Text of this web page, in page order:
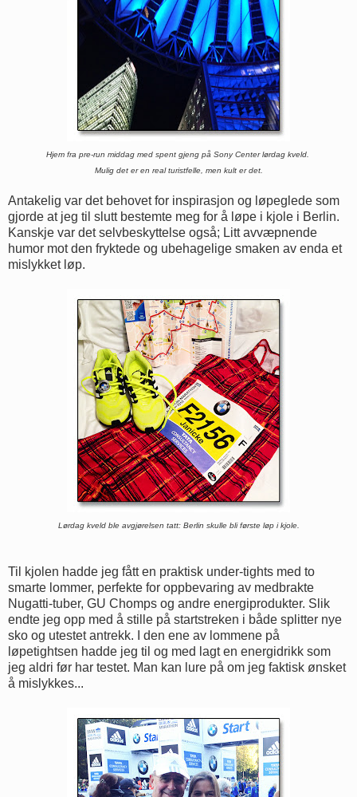
Hjem fra pre-run middag med spent gjeng på Sony Center lørdag kveld.
Mulig det er en realturistfelle, men kult er det.
Antakelig var det behovet for inspirasjon og løpeglede som
gjorde at jeg til slutt bestemte meg for å løpe i kjole i Berlin.
Kanskje var det selvbeskyttelse også; Litt avvæpnende
humor mot den fryktede og ubehagelige smaken av enda et
mislykket løp.
Lørdag kveld ble avgjørelsen tatt: Berlin skulle bli første løp i kjole.
Til kjolen hadde jeg fått en praktisk under-tights med to
smarte lommer, perfekte for oppbevaring av medbrakte
Nugatti-tuber, GU Chomps og andre energiprodukter. Slik
endte jeg opp med å stille på startstreken i både splitter nye
sko og utestet antrekk. I den ene av lommene på
løpetightsen hadde jeg til og med lagt en energidrikk som
jeg aldri før har testet. Man kan lure på om jeg faktisk ønsket
å mislykkes...